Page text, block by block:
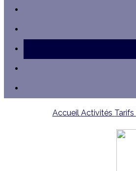
Accueil Activités Tarifs